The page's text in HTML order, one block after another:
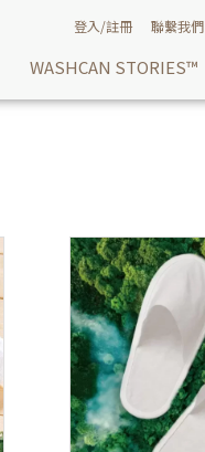
登入/註冊 聯繫我們
WASHCAN STORIES™